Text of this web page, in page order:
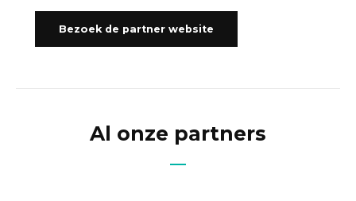
Bezoek de partner website
Al onze partners